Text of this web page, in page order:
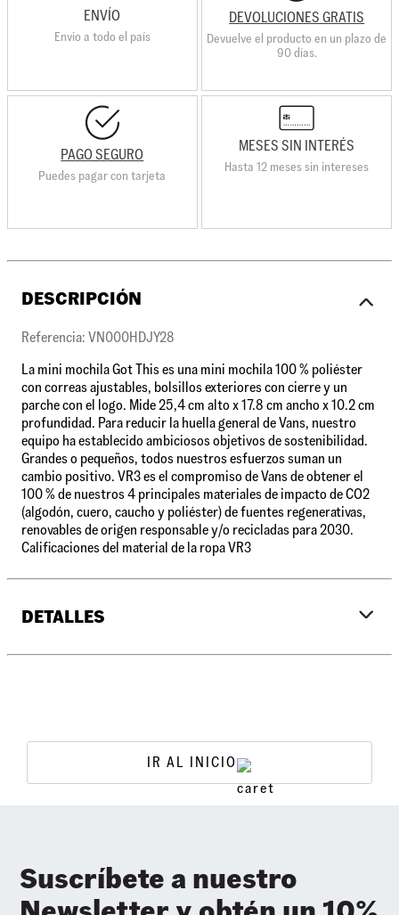
ENVÍO
Envio a todo el país
DEVOLUCIONES GRATIS
Devuelve el producto en un plazo de
90 días.
PAGO SEGURO
Puedes pagar con tarjeta
MESES SIN INTERÉS
Hasta 12 meses sin intereses
DESCRIPCIÓN
Referencia: VN000HDJY28
La mini mochila Got This es una mini mochila 100 % poliéster
con correas ajustables, bolsillos exteriores con cierre y un
parche con el logo. Mide 25,4 cm alto x 17.8 cm ancho x 10.2 cm
profundidad. Para reducir la huella general de Vans, nuestro
equipo ha establecido ambiciosos objetivos de sostenibilidad.
Grandes o pequeños, todos nuestros esfuerzos suman un
cambio positivo. VR3 es el compromiso de Vans de obtener el
100 % de nuestros 4 principales materiales de impacto de CO2
(algodón, cuero, caucho y poliéster) de fuentes regenerativas,
renovables de origen responsable y/o recicladas para 2030.
Calificaciones del material de la ropa VR3
DETALLES
Lana: Certificada; las mezclas deben ser superiores al 30 %
total de ROR (Reciclado Orgánico Renovable)
IR AL INICIO
Suscríbete a nuestro